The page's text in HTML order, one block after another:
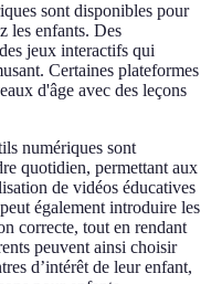
sont disponibles pour
les enfants. Des
jeux interactifs qui
Certaines plateformes
d'âge avec des leçons
numériques sont
quotidien, permettant aux
de vidéos éducatives
également introduire les
correcte, tout en rendant
peuvent ainsi choisir
d’intérêt de leur enfant,